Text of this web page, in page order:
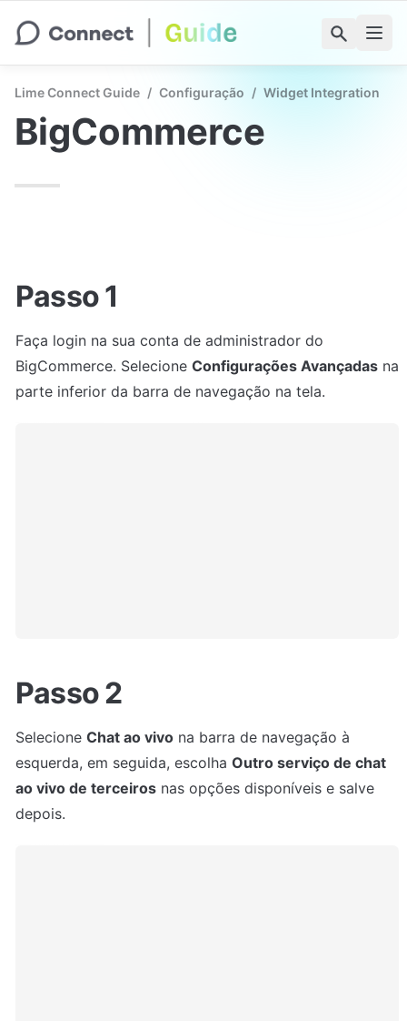
Lime Connect Guide / Configuração / Widget Integration
BigCommerce
Passo 1
Faça login na sua conta de administrador do
BigCommerce. Selecione Configurações Avançadas na
parte inferior da barra de navegação na tela.
Passo 2
Selecione Chat ao vivo na barra de navegação à
esquerda, em seguida, escolha Outro serviço de chat
ao vivo de terceiros nas opções disponíveis e salve
depois.